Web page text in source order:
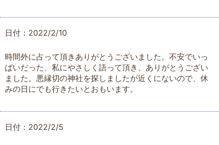
日付：2022/2/10
時間外に占って頂きありがとうございました。不安でいっ
ぱいだった、私にやさしく語って頂き、ありがとうござい
ました。悪縁切の神社を探しましたが近くにないので、休
みの日にでも行きたいとおもいます。
日付：2022/2/5